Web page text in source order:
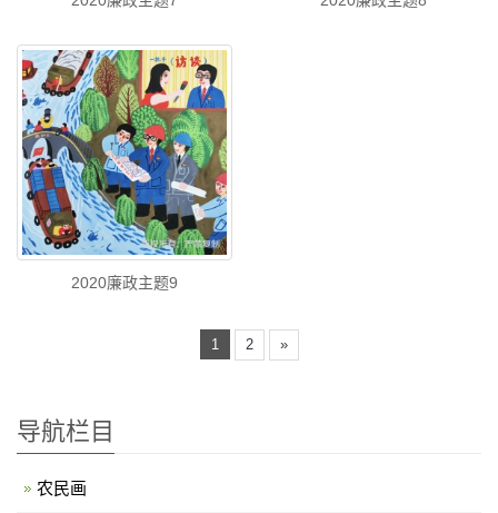
2020廉政主题9
1 2 »
导航栏目
农民画